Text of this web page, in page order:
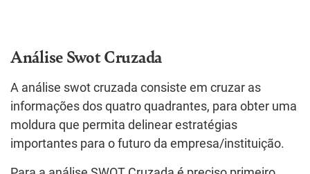
Análise Swot Cruzada
A análise swot cruzada consiste em cruzar as
informações dos quatro quadrantes, para obter uma
moldura que permita delinear estratégias
importantes para o futuro da empresa/instituição.